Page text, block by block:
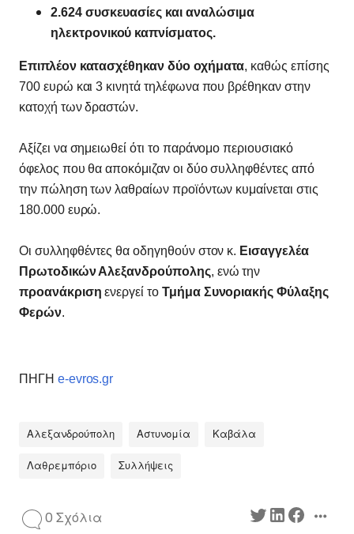
2.624 συσκευασίες και αναλώσιμα
ηλεκτρονικού καπνίσματος.
Επιπλέον κατασχέθηκαν δύο οχήματα, καθώς επίσης
700 ευρώ και 3 κινητά τηλέφωνα που βρέθηκαν στην
κατοχή των δραστών.
Αξίζει να σημειωθεί ότι το παράνομο περιουσιακό
όφελος που θα αποκόμιζαν οι δύο συλληφθέντες από
την πώληση των λαθραίων προϊόντων κυμαίνεται στις
180.000 ευρώ.
Οι συλληφθέντες θα οδηγηθούν στον κ. Εισαγγελέα
Πρωτοδικών Αλεξανδρούπολης, ενώ την
προανάκριση ενεργεί το Τμήμα Συνοριακής Φύλαξης
Φερών.
ΠΗΓΗ e-evros.gr
Αλεξανδρούπολη Αστυνομία Καβάλα
Λαθρεμπόριο Συλλήψεις
0 Σχόλια